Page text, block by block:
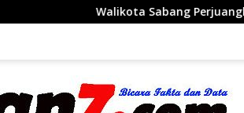
Walikota Sabang Perjuangkan Kembali